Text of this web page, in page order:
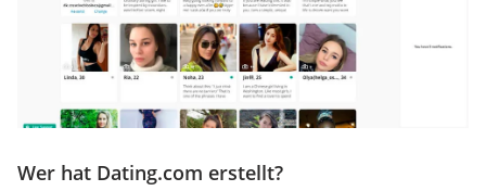
Wer hat Dating.com erstellt?